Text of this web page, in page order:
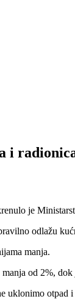
i
je
odlažu
manja.
od 2%,
uklonimo otpad